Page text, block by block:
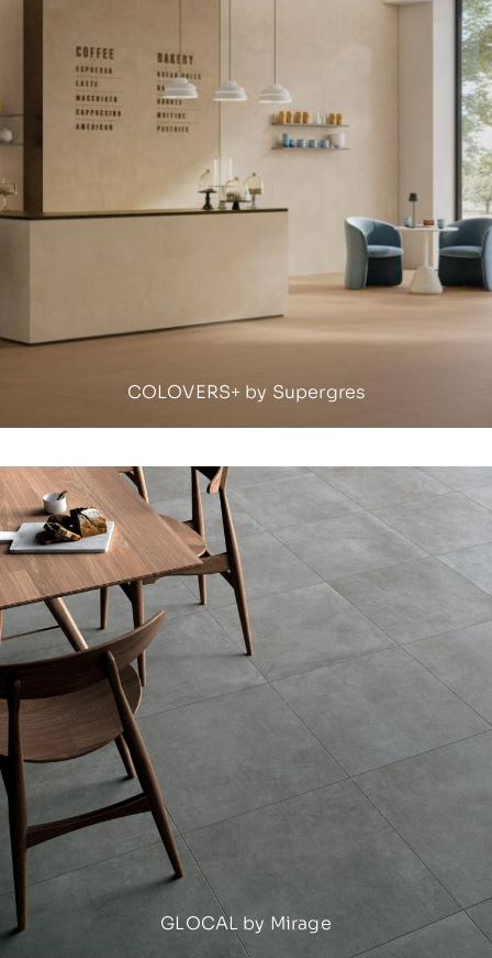
COLOVERS+ by Supergres
GLOCAL by Mirage